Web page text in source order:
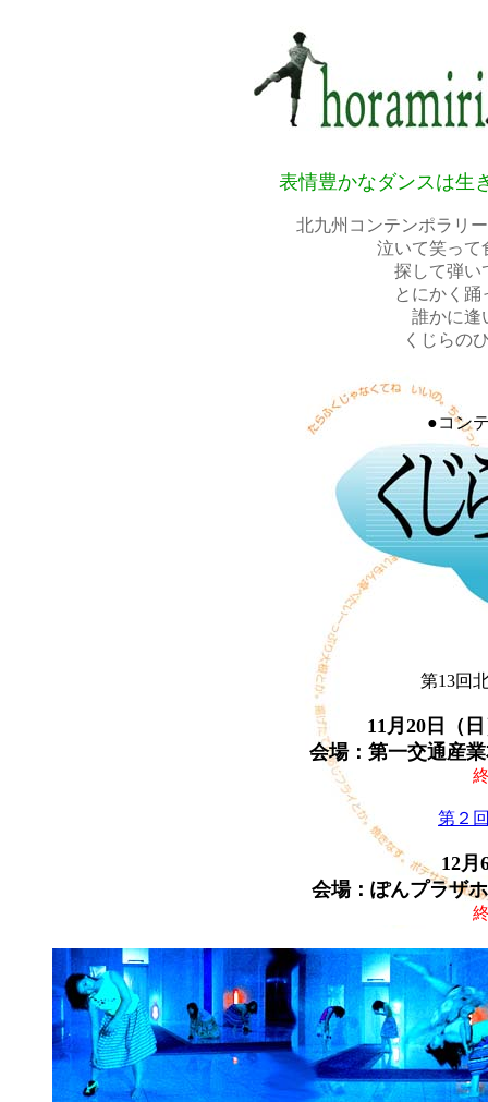
表情豊かなダンスは生
北九州コンテンポラリ
泣いて笑って
探して弾い
とにかく
誰かに逢
くじらの
●コン
第13回
11月20日（
会場：第一交通産
第２
12
会場：ぽんプラザ